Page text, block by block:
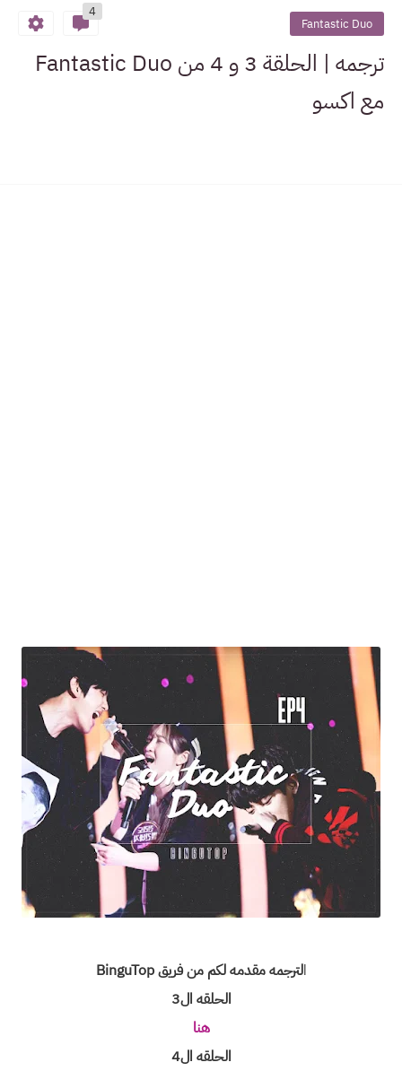
Fantastic Duo
4
ترجمه | الحلقة 3 و 4 من Fantastic Duo
مع اكسو
الترجمه مقدمه لكم من فريق BinguTop
الحلقه ال3
هنا
الحلقه ال4